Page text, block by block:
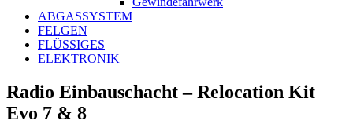
ABGASSYSTEM
FELGEN
FLÜSSIGES
ELEKTRONIK
Radio Einbauschacht – Relocation Kit
Evo 7 & 8